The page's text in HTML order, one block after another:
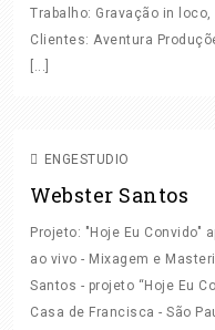
Trabalho: Gravação in
Clientes: Aventura
[...]
GRAVAÇÃO AO VIVO
ENGESTUDIO
Webster Santos
Projeto: "Hoje Eu Convido"
ao vivo - Mixagem e
Santos - projeto “Hoje Eu
Casa de Francisca - São